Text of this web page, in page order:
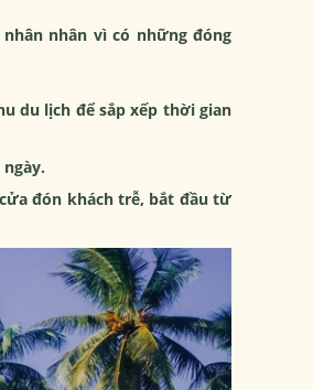
nhân vì có những đóng
du lịch để sắp xếp thời gian
đón khách trễ, bắt đầu từ